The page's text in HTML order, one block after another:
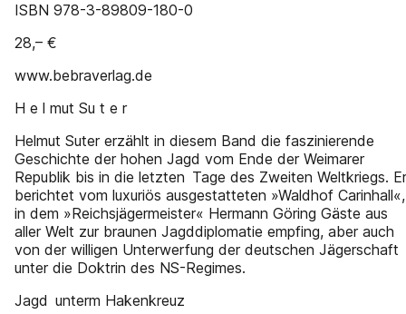
ISBN 978-3-89809-180-0
28,– €
www.bebraverlag.de
H e l mut Su t e r
Helmut Suter erzählt in diesem Band die faszinierende
Geschichte der hohen Jagd vom Ende der Weimarer
Republik bis in die letzten Tage des Zweiten Weltkriegs. Er
berichtet vom luxuriös ausgestatteten »Waldhof Carinhall«,
in dem »Reichs­jägermeister« Hermann Göring Gäste aus
aller Welt zur braunen Jagddiplomatie empfing, aber auch
von der willigen Unterwerfung der deutschen Jägerschaft
unter die Doktrin des NS-Regimes.
Jagd unterm Hakenkreuz